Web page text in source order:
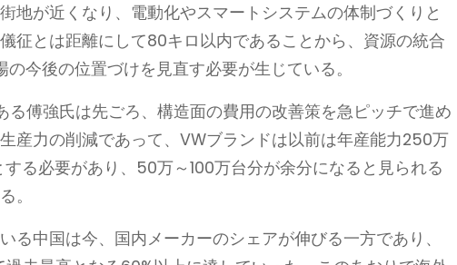
地が近くなり、電動化やスマートシステムの体制づくりと
征とは距離にして80キロ以内であることから、資源の統合
今後の位置づけを見直す必要が生じている。
傅強氏は先ごろ、構造面の費用の改善策を急ピッチで進め
産力の削減であって、VWブランドは以前は年産能力250万
る必要があり、50万～100万台分が余分になると見られる
。
る中国は今、国内メーカーのシェアが伸びる一方であり、